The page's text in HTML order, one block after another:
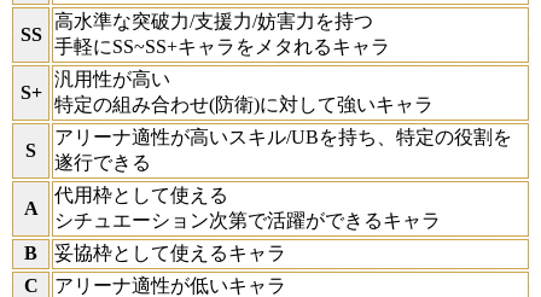
SS
高水準な突破力/支援力/妨害力を持つ
手軽にSS~SS+キャラをメタれるキャラ
S+
汎用性が高い
特定の組み合わせ(防衛)に対して強いキャラ
S
アリーナ適性が高いスキル/UBを持ち、特定の役割を
遂行できる
A
代用枠として使える
シチュエーション次第で活躍ができるキャラ
B
妥協枠として使えるキャラ
C
アリーナ適性が低いキャラ